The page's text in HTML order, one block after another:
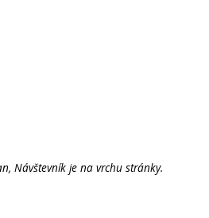
Návštevník je na vrchu stránky.